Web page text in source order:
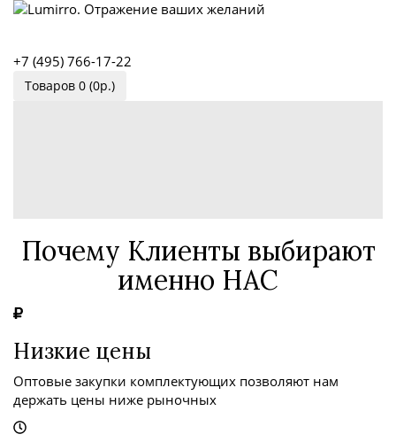
+7 (495) 766-17-22
Товаров 0 (0р.)
Почему Клиенты выбирают
именно НАС
Низкие цены
Оптовые закупки комплектующих позволяют нам
держать цены ниже рыночных